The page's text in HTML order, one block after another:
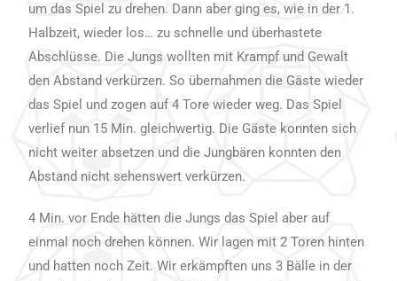
um das Spiel zu drehen. Dann aber ging es, wie in der 1.
Halbzeit, wieder los… zu schnelle und überhastete
Abschlüsse. Die Jungs wollten mit Krampf und Gewalt
den Abstand verkürzen. So übernahmen die Gäste wieder
das Spiel und zogen auf 4 Tore wieder weg. Das Spiel
verlief nun 15 Min. gleichwertig. Die Gäste konnten sich
nicht weiter absetzen und die Jungbären konnten den
Abstand nicht sehenswert verkürzen.
4 Min. vor Ende hätten die Jungs das Spiel aber auf
einmal noch drehen können. Wir lagen mit 2 Toren hinten
und hatten noch Zeit. Wir erkämpften uns 3 Bälle in der